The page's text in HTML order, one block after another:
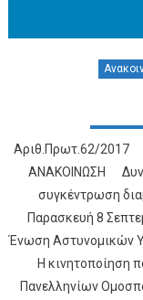
ΑΝΑΚΟΙΝΩΣΗ
συγκέντρωση
Παρασκευή 8
Ένωση
Η κινητοποίηση
Πανελληνίων